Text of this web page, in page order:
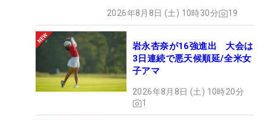
やした。2勝目を目指す3年間では、「もう勝てない
選手かもしれない」という思いも浮かんできたとい
う。一番の理想像は「息の長い選手」。11月2日に
は30歳を迎えるが、「技術も気持ちも（若い頃よ
り）上がっている」という実感もある。なにより同
学年選手たちとの切磋琢磨により、“石ころ”はます
ます磨きがかかっていく。（文・間宮輝憲）
2026年8月8日 (土) 10時30分 19
岩永杏奈が16強進出 大会は
3日連続で悪天候順延/全米女
子アマ
2026年8月8日 (土) 10時20分
1